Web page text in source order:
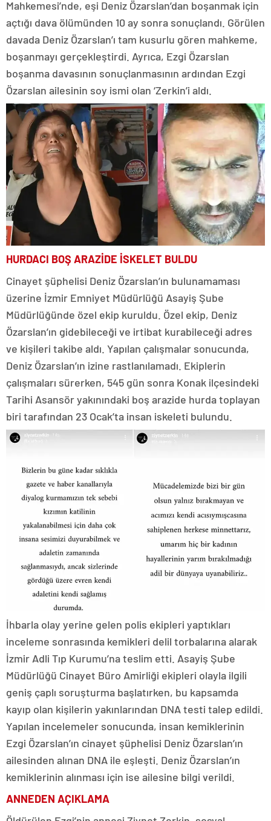
Mahkemesi’nde, eşi Deniz Özarslan’dan boşanmak için
açtığı dava ölümünden 10 ay sonra sonuçlandı. Görülen
davada Deniz Özarslan’ı tam kusurlu gören mahkeme,
boşanmayı gerçekleştirdi. Ayrıca, Ezgi Özarslan
boşanma davasının sonuçlanmasının ardından Ezgi
Özarslan ailesinin soy ismi olan ‘Zerkin’i aldı.
HURDACI BOŞ ARAZİDE İSKELET BULDU
Cinayet şüphelisi Deniz Özarslan’ın bulunamaması
üzerine İzmir Emniyet Müdürlüğü Asayiş Şube
Müdürlüğünde özel ekip kuruldu. Özel ekip, Deniz
Özarslan’ın gidebileceği ve irtibat kurabileceği adres
ve kişileri takibe aldı. Yapılan çalışmalar sonucunda,
Deniz Özarslan’ın izine rastlanılamadı. Ekiplerin
çalışmaları sürerken, 545 gün sonra Konak ilçesindeki
Tarihi Asansör yakınındaki boş arazide hurda toplayan
biri tarafından 23 Ocak’ta insan iskeleti bulundu.
İhbarla olay yerine gelen polis ekipleri yaptıkları
inceleme sonrasında kemikleri delil torbalarına alarak
İzmir Adli Tıp Kurumu’na teslim etti. Asayiş Şube
Müdürlüğü Cinayet Büro Amirliği ekipleri olayla ilgili
geniş çaplı soruşturma başlatırken, bu kapsamda
kayıp olan kişilerin yakınlarından DNA testi talep edildi.
Yapılan incelemeler sonucunda, insan kemiklerinin
Ezgi Özarslan’ın cinayet şüphelisi Deniz Özarslan’ın
ailesinden alınan DNA ile eşleşti. Deniz Özarslan’ın
kemiklerinin alınması için ise ailesine bilgi verildi.
ANNEDEN AÇIKLAMA